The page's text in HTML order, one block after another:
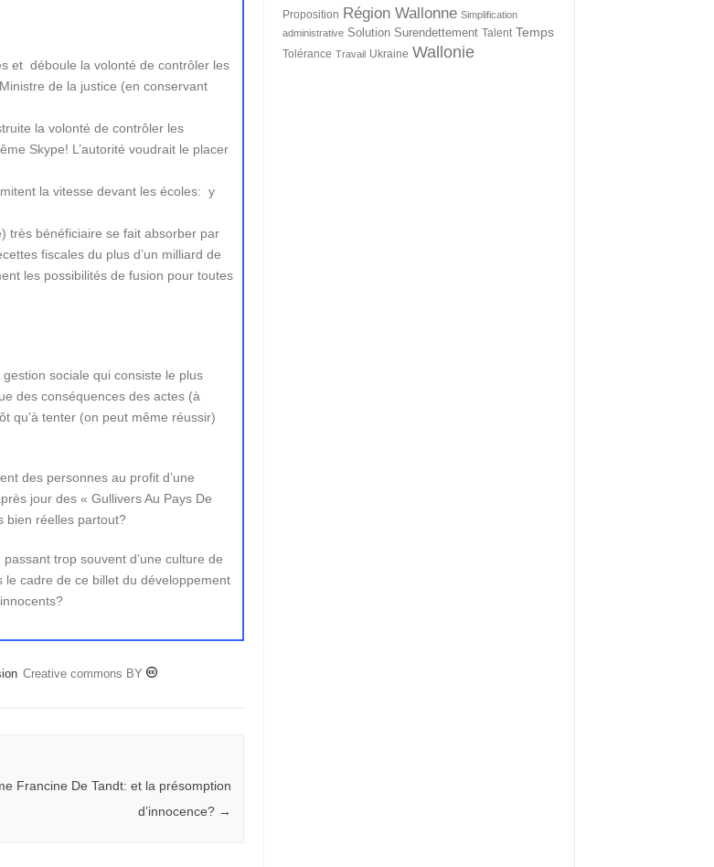
et déboule la volonté de contrôler les
de la justice (en conservant
la volonté de contrôler les
Skype! L’autorité voudrait le placer
la vitesse devant les écoles: y
très bénéficiaire se fait absorber par
fiscales du plus d’un milliard de
les possibilités de fusion pour toutes
sociale qui consiste le plus
des conséquences des actes (à
qu’à tenter (on peut même réussir)
des personnes au profit d’une
jour des « Gullivers Au Pays De
bien réelles partout?
trop souvent d’une culture de
cadre de ce billet du développement
Creative commons BY
Francine De Tandt: et la présomption
d’innocence? →
Proposition Région Wallonne Simplification
administrative Solution Surendettement Talent Temps
Tolérance Travail Ukraine Wallonie